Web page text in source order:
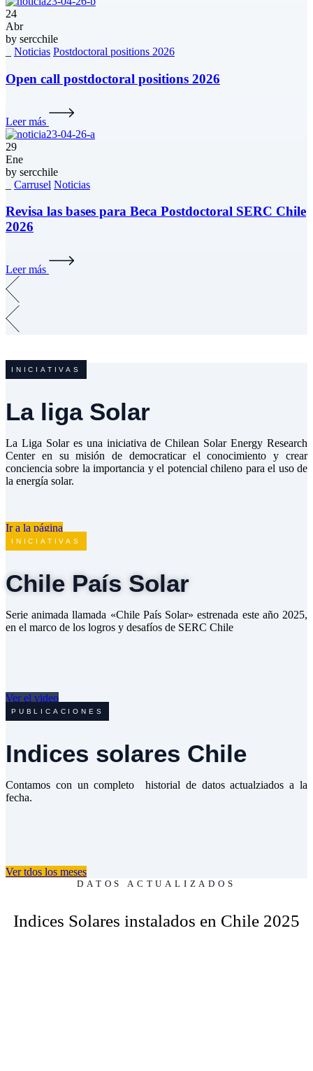
24
Abr
by sercchile
Noticias Postdoctoral positions 2026
Open call postdoctoral positions 2026
Leer más
29
Ene
by sercchile
Carrusel Noticias
Revisa las bases para Beca Postdoctoral SERC Chile
2026
Leer más
INICIATIVAS
La liga Solar
La Liga Solar es una iniciativa de Chilean Solar Energy Research
Center en su misión de democraticar el conocimiento y crear
conciencia sobre la importancia y el potencial chileno para el uso de
la energía solar.
Ir a la página
INICIATIVAS
Chile País Solar
Serie animada llamada «Chile País Solar» estrenada este año 2025,
en el marco de los logros y desafíos de SERC Chile
Ver el video
PUBLICACIONES
Indices solares Chile
Contamos con un completo historial de datos actualziados a la
fecha.
Ver tdos los meses
DATOS ACTUALIZADOS
Indices Solares instalados en Chile 2025